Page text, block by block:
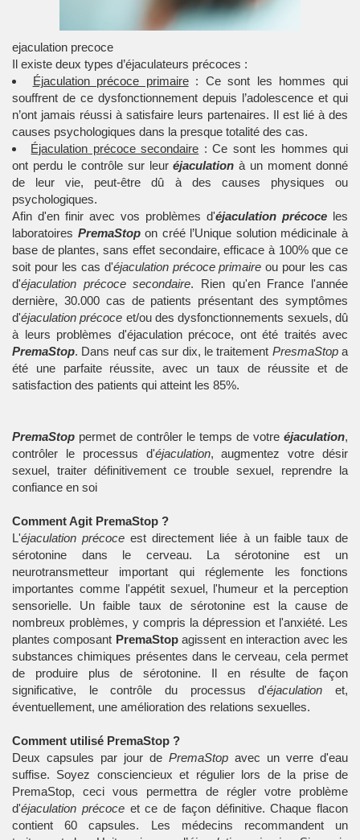
ejaculation precoce
Il existe deux types d’éjaculateurs précoces :
Éjaculation précoce primaire: Ce sont les hommes qui
souffrent de ce dysfonctionnement depuis l’adolescence et qui
n’ont jamais réussi à satisfaire leurs partenaires. Il est lié à des
causes psychologiques dans la presque totalité des cas.
Éjaculation précoce secondaire : Ce sont les hommes qui
ont perdu le contrôle sur leuréjaculation à un moment donné
de leur vie, peut-être dû à des causes physiques ou
psychologiques.
Afin d'en finir avec vos problèmes d'éjaculation précoce les
laboratoires PremaStopon créé l’Unique solution médicinale à
base de plantes, sans effet secondaire, efficace à 100% que ce
soit pour les cas d'éjaculation précoce primaire ou pour les cas
d'éjaculation précoce secondaire. Rien qu'en France l'année
dernière, 30.000 cas de patients présentant des symptômes
d'éjaculation précoce et/ou des dysfonctionnements sexuels, dû
à leurs problèmes d'éjaculation précoce, ont été traités avec
PremaStop. Dans neuf cas sur dix, le traitement PresmaStopa
été une parfaite réussite, avec un taux de réussite et de
satisfaction des patients qui atteint les 85%.
PremaStop permet de contrôler le temps de votre éjaculation,
contrôler le processus d'éjaculation, augmentez votre désir
sexuel, traiter définitivement ce trouble sexuel, reprendre la
confiance en soi
Comment Agit PremaStop ?
L'éjaculation précoce est directement liée à un faible taux de
sérotonine dans le cerveau. La sérotonine est un
neurotransmetteur important qui réglemente les fonctions
importantes comme l'appétit sexuel, l'humeur et la perception
sensorielle. Un faible taux de sérotonine est la cause de
nombreux problèmes, y compris la dépression et l'anxiété. Les
plantes composant PremaStopagissent en interaction avec les
substances chimiques présentes dans le cerveau, cela permet
de produire plus de sérotonine. Il en résulte de façon
significative, le contrôle du processus d'éjaculation et,
éventuellement, une amélioration des relations sexuelles.
Comment utilisé PremaStop ?
Deux capsules par jour de PremaStop avec un verre d'eau
suffise. Soyez consciencieux et régulier lors de la prise de
PremaStop, ceci vous permettra de régler votre problème
d'éjaculation précoceet ce de façon définitive. Chaque flacon
contient 60 capsules. Les médecins recommandent un